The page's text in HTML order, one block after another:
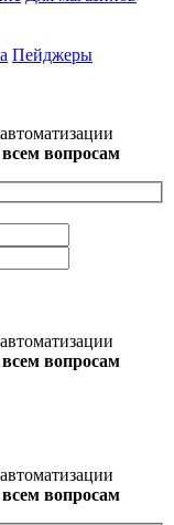
Пейджеры
вопросам
вопросам
вопросам